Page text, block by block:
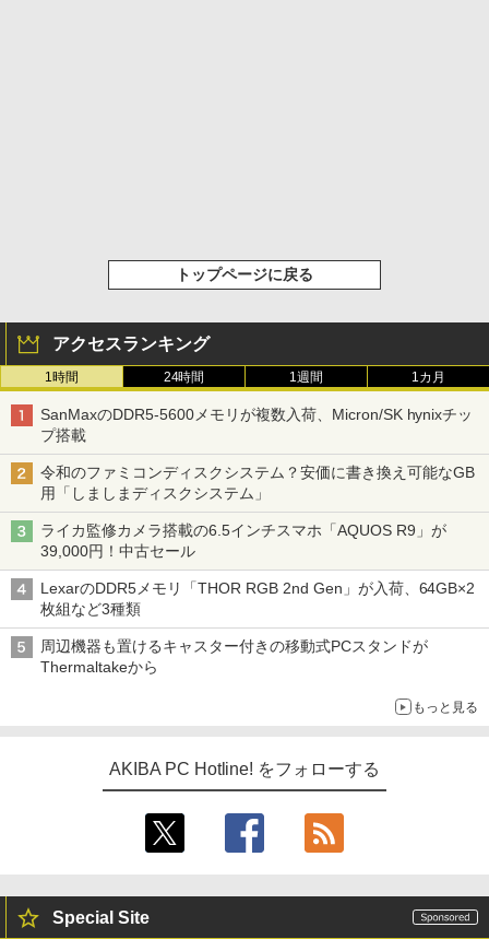
トップページに戻る
アクセスランキング
1時間 24時間 1週間 1カ月
SanMaxのDDR5-5600メモリが複数入荷、Micron/SK hynixチッ
プ搭載
令和のファミコンディスクシステム？安価に書き換え可能なGB
用「しましまディスクシステム」
ライカ監修カメラ搭載の6.5インチスマホ「AQUOS R9」が
39,000円！中古セール
LexarのDDR5メモリ「THOR RGB 2nd Gen」が入荷、64GB×2
枚組など3種類
周辺機器も置けるキャスター付きの移動式PCスタンドが
Thermaltakeから
もっと見る
AKIBA PC Hotline! をフォローする
Special Site